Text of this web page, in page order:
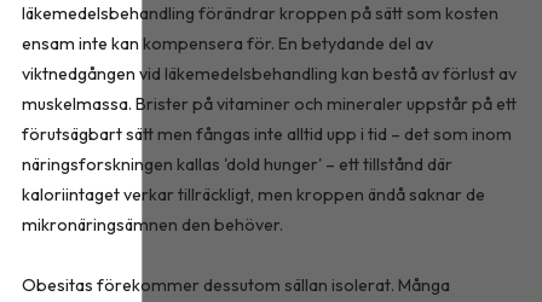
läkemedelsbehandling förändrar kroppen på sätt som kosten
ensam inte kan kompensera för. En betydande del av
viktnedgången vid läkemedelsbehandling kan bestå av förlust av
muskelmassa. Brister på vitaminer och mineraler uppstår på ett
förutsägbart sätt men fångas inte alltid upp i tid – det som inom
näringsforskningen kallas 'dold hunger' – ett tillstånd där
kaloriintaget verkar tillräckligt, men kroppen ändå saknar de
mikronäringsämnen den behöver.
Obesitas förekommer dessutom sällan isolerat. Många